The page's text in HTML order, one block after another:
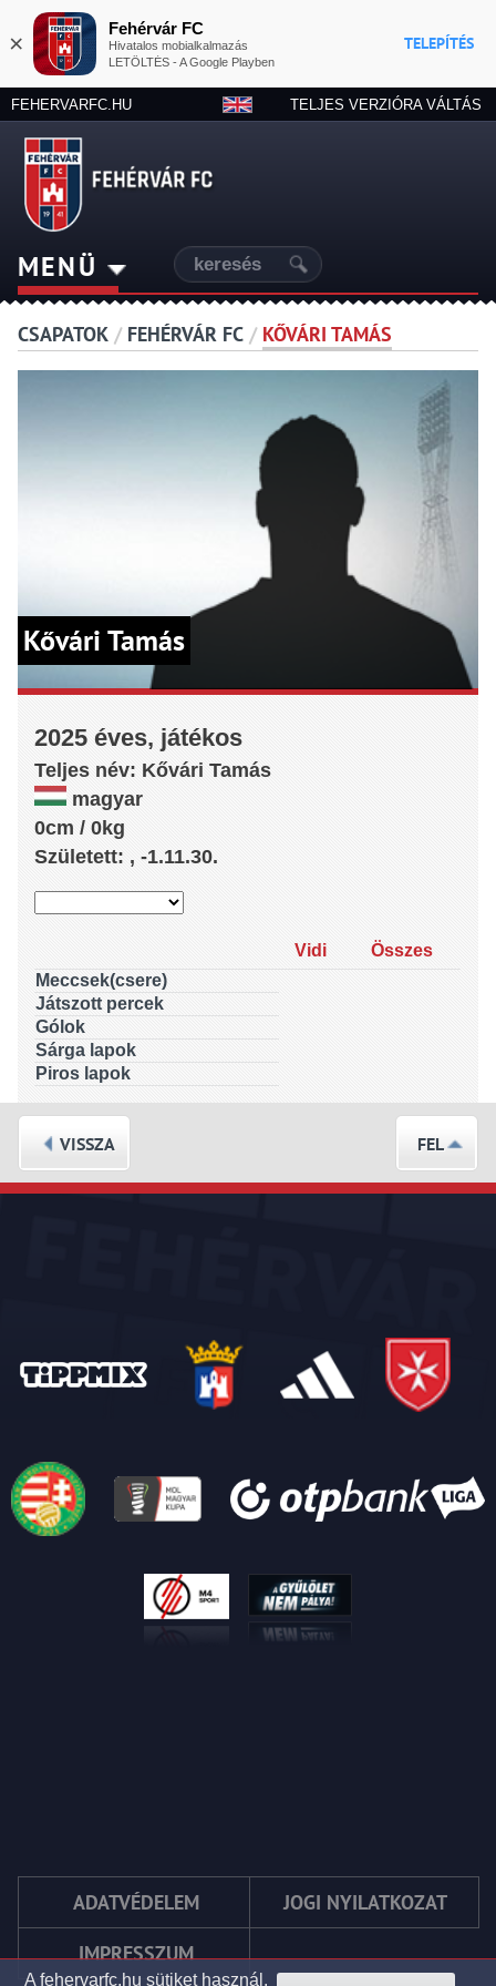
×
Fehérvár FC
Hivatalos mobialkalmazás
LETÖLTÉS - A Google Playben
TELEPÍTÉS
FEHERVARFC.HU TELJES VERZIÓRA VÁLTÁS
MENÜ
CSAPATOK / FEHÉRVÁR FC / KŐVÁRI TAMÁS
Kővári Tamás
2025 éves, játékos
Teljes név: Kővári Tamás
magyar
0cm / 0kg
Született: , -1.11.30.
Vidi
Összes
Meccsek(csere)
Játszott percek
Gólok
Sárga lapok
Piros lapok
VISSZA FEL
ADATVÉDELEM
JOGI NYILATKOZAT
IMPRESSZUM
A fehervarfc.hu sütiket használ.